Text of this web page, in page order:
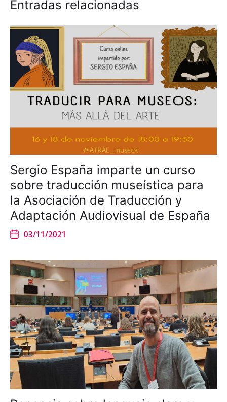
Entradas relacionadas
Sergio España imparte un curso
sobre traducción museística para
la Asociación de Traducción y
Adaptación Audiovisual de España
03/11/2021